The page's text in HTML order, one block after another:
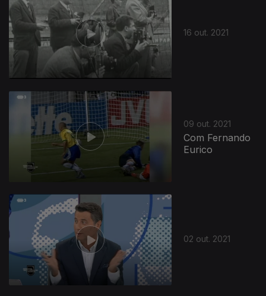
16 out. 2021
09 out. 2021
Com Fernando
Eurico
02 out. 2021